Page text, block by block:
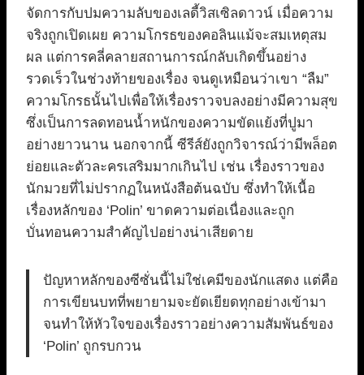
จัดการกับปมความลับของเลดี้วิสเซิลดาวน์ เมื่อความ
จริงถูกเปิดเผย ความโกรธของคอลินแม้จะสมเหตุสม
ผล แต่การคลี่คลายสถานการณ์กลับเกิดขึ้นอย่าง
รวดเร็วในช่วงท้ายของเรื่อง จนดูเหมือนว่าเขา “ลืม”
ความโกรธนั้นไปเพื่อให้เรื่องราวจบลงอย่างมีความสุข
ซึ่งเป็นการลดทอนน้ำหนักของความขัดแย้งที่ปูมา
อย่างยาวนาน นอกจากนี้ ซีรีส์ยังถูกวิจารณ์ว่ามีพล็อต
ย่อยและตัวละครเสริมมากเกินไป เช่น เรื่องราวของ
นักมวยที่ไม่ปรากฏในหนังสือต้นฉบับ ซึ่งทำให้เนื้อ
เรื่องหลักของ ‘Polin’ ขาดความต่อเนื่องและถูก
บั่นทอนความสำคัญไปอย่างน่าเสียดาย
ปัญหาหลักของซีซั่นนี้ไม่ใช่เคมีของนักแสดง แต่คือ
การเขียนบทที่พยายามจะยัดเยียดทุกอย่างเข้ามา
จนทำให้หัวใจของเรื่องราวอย่างความสัมพันธ์ของ
‘Polin’ ถูกรบกวน